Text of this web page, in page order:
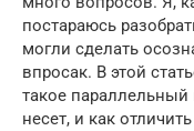
постараюсь
могли сделать
впросак. В этой
такое
несет, и как